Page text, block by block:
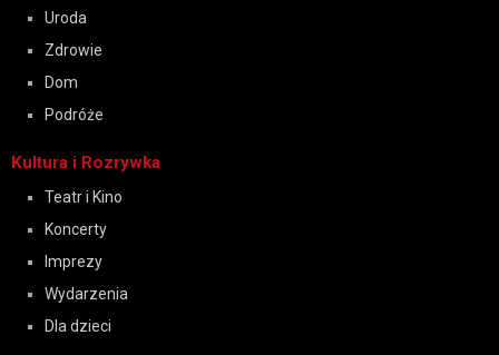
Uroda
Zdrowie
Dom
Podróże
Kultura i Rozrywka
Teatr i Kino
Koncerty
Imprezy
Wydarzenia
Dla dzieci